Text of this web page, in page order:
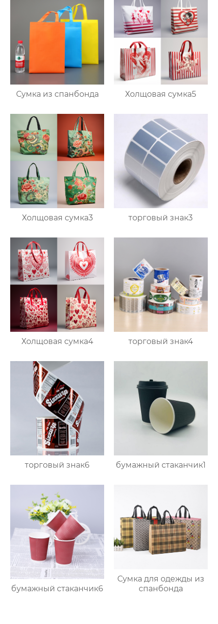
Сумка из спанбонда Холщовая сумка5
Холщовая сумка3 торговый знак3
Холщовая сумка4 торговый знак4
торговый знак6 бумажный стаканчик1
бумажный стаканчик6
Сумка для одежды из
спанбонда